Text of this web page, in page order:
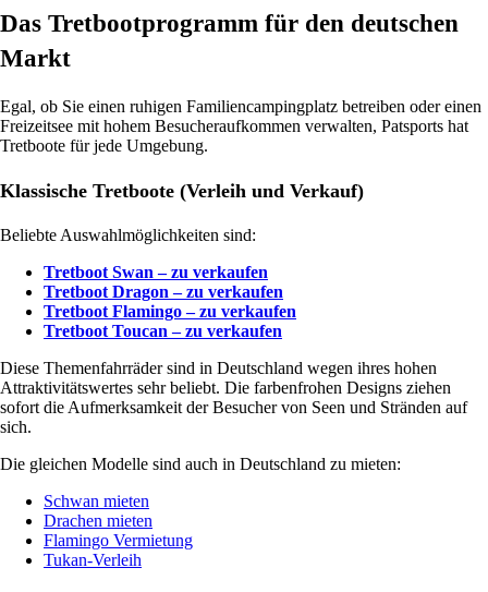
Das Tretbootprogramm für den deutschen
Markt
Egal, ob Sie einen ruhigen Familiencampingplatz betreiben oder einen
Freizeitsee mit hohem Besucheraufkommen verwalten, Patsports hat
Tretboote für jede Umgebung.
Klassische Tretboote (Verleih und Verkauf)
Beliebte Auswahlmöglichkeiten sind:
Tretboot Swan – zu verkaufen
Tretboot Dragon – zu verkaufen
Tretboot Flamingo – zu verkaufen
Tretboot Toucan – zu verkaufen
Diese Themenfahrräder sind in Deutschland wegen ihres hohen
Attraktivitätswertes sehr beliebt. Die farbenfrohen Designs ziehen
sofort die Aufmerksamkeit der Besucher von Seen und Stränden auf
sich.
Die gleichen Modelle sind auch in Deutschland zu mieten:
Schwan mieten
Drachen mieten
Flamingo Vermietung
Tukan-Verleih